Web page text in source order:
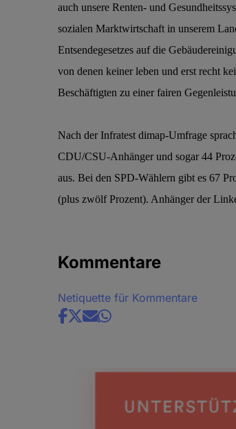
auch unsere Renten- und
sozialen Marktwirtschaft in unserem
Entsendegesetzes auf die
von denen keiner leben und erst recht
Beschäftigten zu einer fairen
Nach der Infratest dimap-Umfrage
CDU/CSU-Anhänger und sogar 44
aus. Bei den SPD-Wählern gibt es 67
(plus zwölf Prozent). Anhänger der
Kommentare
Netiquette für Kommentare
Share